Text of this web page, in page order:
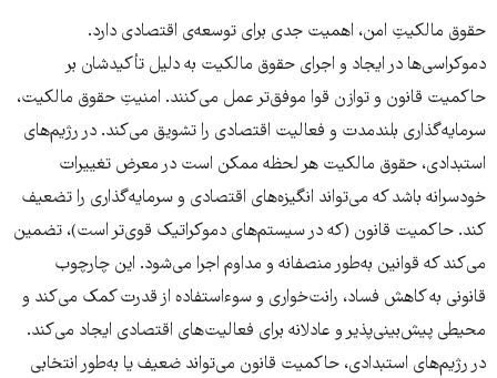
حقوق مالکیتِ امن، اهمیت جدی برای توسعه‌ی اقتصادی دارد.
دموکراسی‌ها در ایجاد و اجرای حقوق مالکیت به دلیل تأکیدشان بر
حاکمیت قانون و توازن قوا موفق‌تر عمل می‌کنند. امنیتِ حقوق مالکیت،
سرمایه‌گذاری بلندمدت و فعالیت اقتصادی را تشویق می‌کند. در رژیم‌های
استبدادی، حقوق مالکیت هر لحظه ممکن است در معرض تغییرات
خودسرانه باشد که می‌تواند انگیزه‌های اقتصادی و سرمایه‌گذاری را تضعیف
کند. حاکمیت قانون (که در سیستم‌های دموکراتیک قوی‌تر است)، تضمین
می‌کند که قوانین به‌طور منصفانه و مداوم اجرا می‌شود. این چارچوب
قانونی به کاهش فساد، رانت‌خواری و سوءاستفاده از قدرت کمک می‌کند و
محیطی پیش‌بینی‌پذیر و عادلانه برای فعالیت‌های اقتصادی ایجاد می‌کند.
در رژیم‌های استبدادی، حاکمیت قانون می‌تواند ضعیف یا به‌طور انتخابی